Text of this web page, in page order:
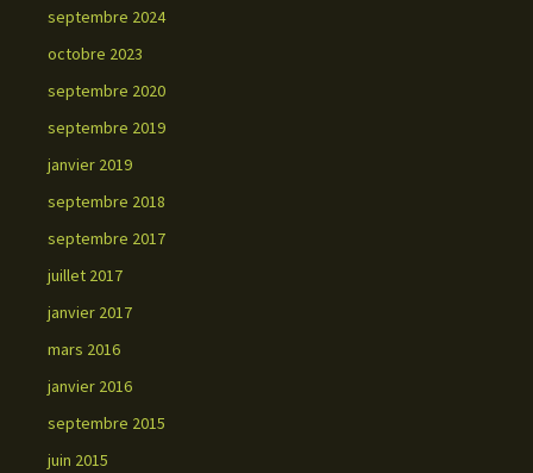
septembre 2024
octobre 2023
septembre 2020
septembre 2019
janvier 2019
septembre 2018
septembre 2017
juillet 2017
janvier 2017
mars 2016
janvier 2016
septembre 2015
juin 2015